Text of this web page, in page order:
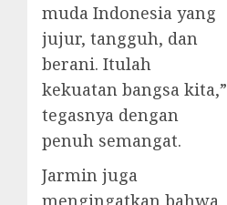
muda Indonesia yang
jujur, tangguh, dan
berani. Itulah
kekuatan bangsa kita,”
tegasnya dengan
penuh semangat.
Jarmin juga